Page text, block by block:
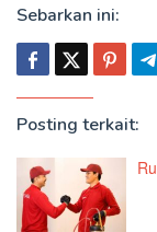
Sebarkan ini:
Posting terkait: